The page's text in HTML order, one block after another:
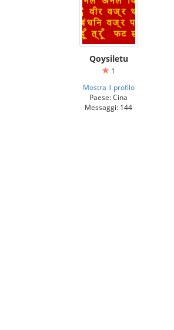
Qoysiletu
1
Mostra il profilo
Paese: Cina
Messaggi: 144